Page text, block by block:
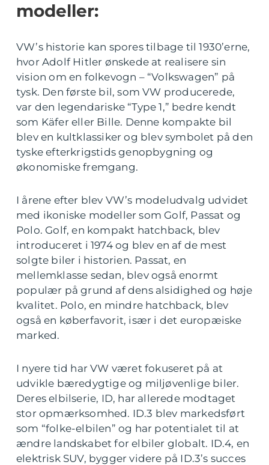
modeller:
VW’s historie kan spores tilbage til 1930’erne,
hvor Adolf Hitler ønskede at realisere sin
vision om en folkevogn – “Volkswagen” på
tysk. Den første bil, som VW producerede,
var den legendariske “Type 1,” bedre kendt
som Käfer eller Bille. Denne kompakte bil
blev en kultklassiker og blev symbolet på den
tyske efterkrigstids genopbygning og
økonomiske fremgang.
I årene efter blev VW’s modeludvalg udvidet
med ikoniske modeller som Golf, Passat og
Polo. Golf, en kompakt hatchback, blev
introduceret i 1974 og blev en af de mest
solgte biler i historien. Passat, en
mellemklasse sedan, blev også enormt
populær på grund af dens alsidighed og høje
kvalitet. Polo, en mindre hatchback, blev
også en køberfavorit, især i det europæiske
marked.
I nyere tid har VW været fokuseret på at
udvikle bæredygtige og miljøvenlige biler.
Deres elbilserie, ID, har allerede modtaget
stor opmærksomhed. ID.3 blev markedsført
som “folke-elbilen” og har potentialet til at
ændre landskabet for elbiler globalt. ID.4, en
elektrisk SUV, bygger videre på ID.3’s succes